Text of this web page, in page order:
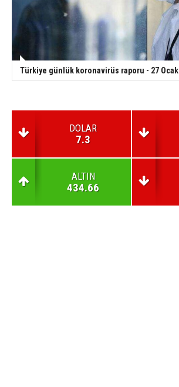
Türkiye günlük koronavirüs raporu - 27 Ocak
DOLAR
7.3
ALTIN
434.66